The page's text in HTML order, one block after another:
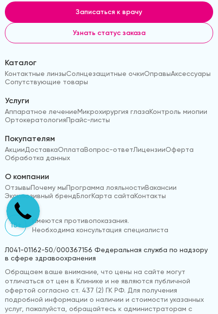
Записаться к врачу
Узнать статус заказа
Каталог
Контактные линзыСолнцезащитные очкиОправыАксессуары
Сопутствующие товары
Услуги
Аппаратное лечениеМикрохирургия глазаКонтроль миопии
ОртокератологияПрайс-листы
Покупателям
АкцииДоставкаОплатаВопрос-ответЛицензииОферта
Обработка данных
О компании
ОтзывыПочему мыПрограмма лояльностиВакансии
Эксклюзивный брендБлогКарта сайтаКонтакты
18+
Имеются противопоказания.
Необходима консультация специалиста
Л041-01162-50/000367156 Федеральная служба по надзору
в сфере здравоохранения
Обращаем ваше внимание, что цены на сайте могут
отличаться от цен в Клинике и не являются публичной
офертой согласно ст. 437 (2) ГК РФ. Для получения
подробной информации о наличии и стоимости указанных
услуг, пожалуйста, обращайтесь к администраторам с